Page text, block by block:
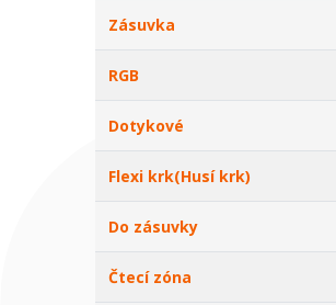
Zásuvka
RGB
Dotykové
Flexi krk(Husí krk)
Do zásuvky
Čtecí zóna